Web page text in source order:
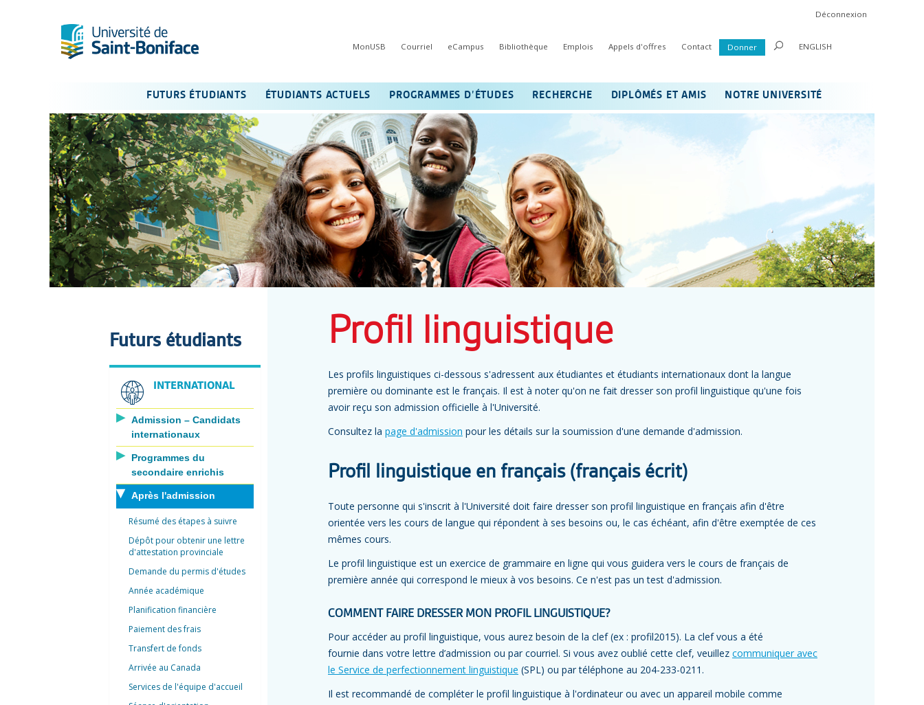
Déconnexion
MonUSB Courriel eCampus Bibliothèque Emplois Appels d'offres Contact Donner ENGLISH
FUTURS ÉTUDIANTS ÉTUDIANTS ACTUELS PROGRAMMES D’ÉTUDES RECHERCHE DIPLÔMÉS ET AMIS NOTRE UNIVERSITÉ
Profil linguistique
Les profils linguistiques ci-dessous s'adressent aux étudiantes et étudiants internationaux dont la langue
première ou dominante est le français. Il est à noter qu'on ne fait dresser son profil linguistique qu'une fois
avoir reçu son admission officielle à l'Université.
Consultez la page d'admission pour les détails sur la soumission d'une demande d'admission.
Profil linguistique en français (français écrit)
Toute personne qui s'inscrit à l'Université doit faire dresser son profil linguistique en français afin d'être
orientée vers les cours de langue qui répondent à ses besoins ou, le cas échéant, afin d'être exemptée de ces
mêmes cours.
Le profil linguistique est un exercice de grammaire en ligne qui vous guidera vers le cours de français de
première année qui correspond le mieux à vos besoins. Ce n'est pas un test d'admission.
COMMENT FAIRE DRESSER MON PROFIL LINGUISTIQUE?
Pour accéder au profil linguistique, vous aurez besoin de la clef (ex : profil2015). La clef vous a été
fournie dans votre lettre d’admission ou par courriel. Si vous avez oublié cette clef, veuillez communiquer avec
le Service de perfectionnement linguistique (SPL) ou par téléphone au 204-233-0211.
Il est recommandé de compléter le profil linguistique à l'ordinateur ou avec un appareil mobile comme
Futurs étudiants
INTERNATIONAL
Admission – Candidats
internationaux
Programmes du
secondaire enrichis
Après l'admission
Résumé des étapes à suivre
Dépôt pour obtenir une lettre
d'attestation provinciale
Demande du permis d'études
Année académique
Planification financière
Paiement des frais
Transfert de fonds
Arrivée au Canada
Services de l'équipe d'accueil